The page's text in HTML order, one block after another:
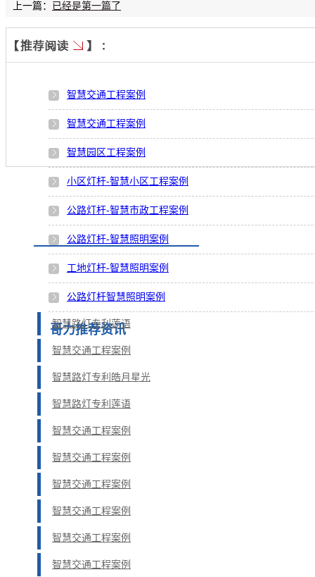
上一篇：
已经是第一篇了
智慧交通工程案例
智慧交通工程案例
智慧园区工程案例
小区灯杆-智慧小区工程案例
公路灯杆-智慧市政工程案例
公路灯杆-智慧照明案例
工地灯杆-智慧照明案例
公路灯杆智慧照明案例
哥力推荐资讯
智慧路灯专利莲语
智慧交通工程案例
智慧路灯专利皓月星光
智慧路灯专利莲语
智慧交通工程案例
智慧交通工程案例
智慧交通工程案例
智慧交通工程案例
智慧交通工程案例
智慧交通工程案例